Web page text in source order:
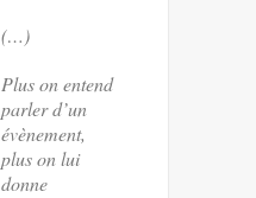
(…)
Plus on entend
parler d’un
évènement,
plus on lui
donne